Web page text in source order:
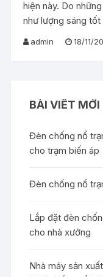
hiện này. Do
như lượng sáng
admin 18/11/
BÀI VIẾT MỚI
Đèn chống nổ
cho trạm biến áp
Đèn chống nổ
Lắp đặt đèn
cho nhà xưởng
Nhà máy sản